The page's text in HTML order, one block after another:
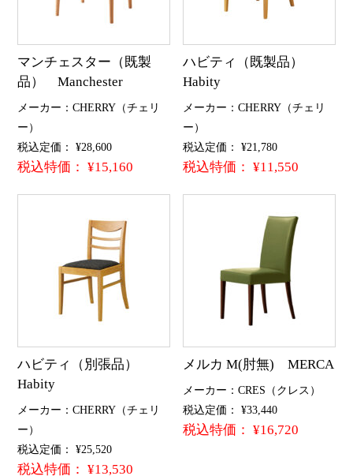
マンチェスター（既製
品） Manchester
メーカー：CHERRY（チェリ
ー）
税込定価： ¥28,600
税込特価： ¥15,160
ハビティ（既製品）
Habity
メーカー：CHERRY（チェリ
ー）
税込定価： ¥21,780
税込特価： ¥11,550
ハビティ（別張品）
Habity
メーカー：CHERRY（チェリ
ー）
税込定価： ¥25,520
税込特価： ¥13,530
メルカ M(肘無) MERCA
メーカー：CRES（クレス）
税込定価： ¥33,440
税込特価： ¥16,720